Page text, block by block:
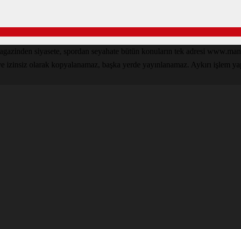
siyasete, spordan seyahate bütün konuların tek adresi
izinsiz olarak kopyalanamaz, başka yerde yayınlanamaz. Aykırı işlem